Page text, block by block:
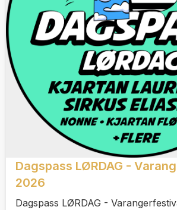
Dagspass LØRDAG -
2026
Dagspass LØRDAG -